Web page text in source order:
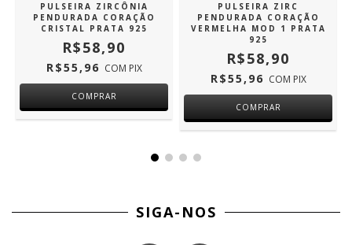
PULSEIRA ZIRCÔNIA
PENDURADA CORAÇÃO
CRISTAL PRATA 925
R$58,90
R$55,96 COM PIX
PULSEIRA ZIRC
PENDURADA CORAÇÃO
VERMELHA MOD 1 PRATA
925
R$58,90
R$55,96 COM PIX
SIGA-NOS